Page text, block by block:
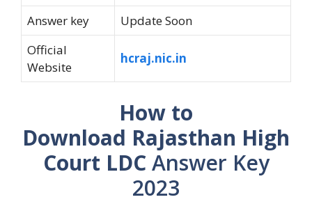
Answer key
Update Soon
Official
Website
hcraj.nic.in
How to
Download Rajasthan High
Court LDCAnswer Key
2023